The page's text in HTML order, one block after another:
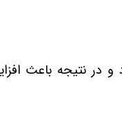
و در نتیجه باعث